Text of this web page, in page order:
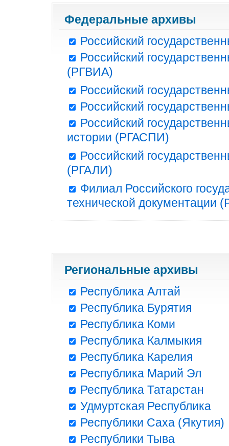
Федеральные архивы
Российский
Российский
(РГВИА)
Российский
Российский
Российский
истории (РГАСПИ)
Российский
(РГАЛИ)
Филиал Российского
технической документации
Региональные архивы
Республика Алтай
Республика Бурятия
Республика Коми
Республика Калмыкия
Республика Карелия
Республика Марий Эл
Республика Татарстан
Удмуртская Республика
Республики Саха (Якутия)
Республики Тыва